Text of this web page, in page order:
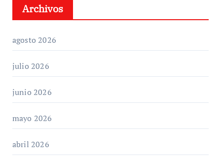
Archivos
agosto 2026
julio 2026
junio 2026
mayo 2026
abril 2026